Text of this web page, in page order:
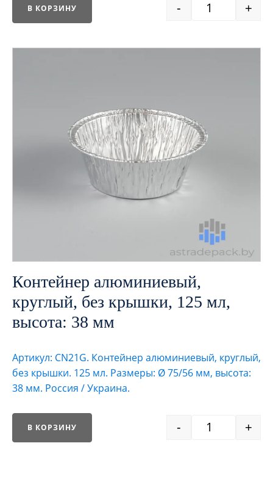
- +
В КОРЗИНУ
Контейнер алюминиевый,
круглый, без крышки, 125 мл,
высота: 38 мм
Артикул: CN21G. Контейнер алюминиевый, круглый,
без крышки. 125 мл. Размеры: Ø 75/56 мм, высота:
38 мм. Россия / Украина.
- +
В КОРЗИНУ